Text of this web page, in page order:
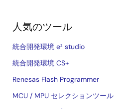
人気のツール
統合開発環境 e² studio
統合開発環境 CS+
Renesas Flash Programmer
MCU / MPU セレクションツール